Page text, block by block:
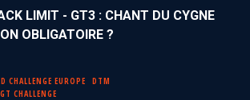
LIMIT - GT3 : CHANT DU CYGNE
OBLIGATOIRE ?
CHALLENGE EUROPE
DTM
CHALLENGE